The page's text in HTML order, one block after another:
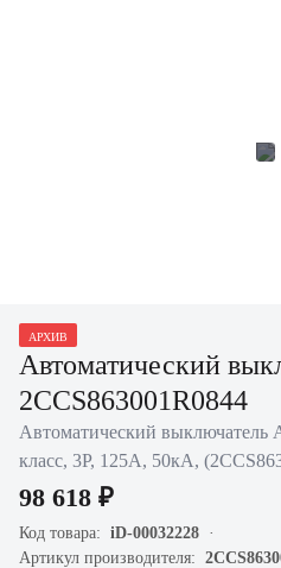
АРХИВ
Автоматический
2CCS863001R0844
Автоматический выключатель
класс, 3P, 125А, 50кА,
98 618 ₽
Код товара: iD-00032228
Артикул производителя: